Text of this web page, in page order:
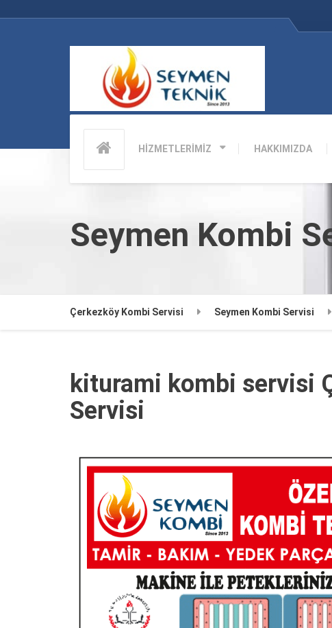
HİZMETLERİMİZ HAKKIMIZDA
Seymen Kombi
Çerkezköy Kombi Servisi Seymen Kombi Servisi
kiturami kombi servisi
Servisi